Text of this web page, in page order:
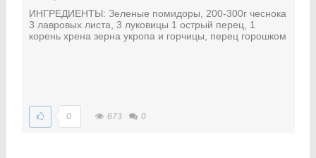
ИНГРЕДИЕНТЫ: Зеленые помидоры, 200-300г чеснока
3 лавровых листа, 3 луковицы 1 острый перец, 1
корень хрена зерна укропа и горчицы, перец горошком
0 673 0